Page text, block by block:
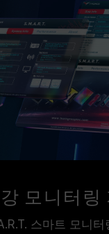
모니터링
스마트 모니터